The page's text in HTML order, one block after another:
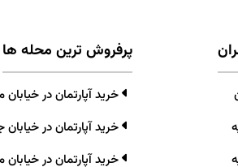
پرفروش ترین محله ها
خرید آپارتمان در خیابان
خرید آپارتمان در
خرید آپارتمان در خیابان